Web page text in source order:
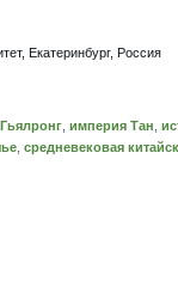
Екатеринбург, Россия
Гьялронг империя Тан
средневековая